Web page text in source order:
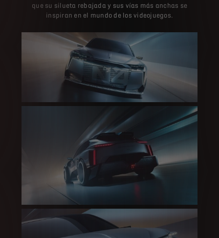
que su silueta rebajada y sus vías más anchas se
inspiran en el mundo de los videojuegos.